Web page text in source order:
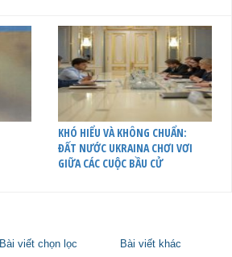
KHÓ HIỂU VÀ KHÔNG CHUẨN:
ĐẤT NƯỚC UKRAINA CHƠI VƠI
GIỮA CÁC CUỘC BẦU CỬ
Bài viết chọn lọc
Bài viết khác